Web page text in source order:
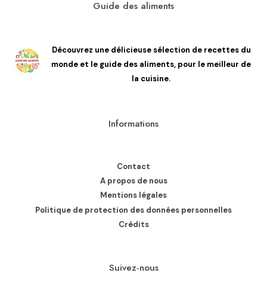
Guide des aliments
Découvrez une délicieuse sélection de recettes du
monde et le guide des aliments, pour le meilleur de
la cuisine.
Informations
Contact
A propos de nous
Mentions légales
Politique de protection des données personnelles
Crédits
Suivez-nous